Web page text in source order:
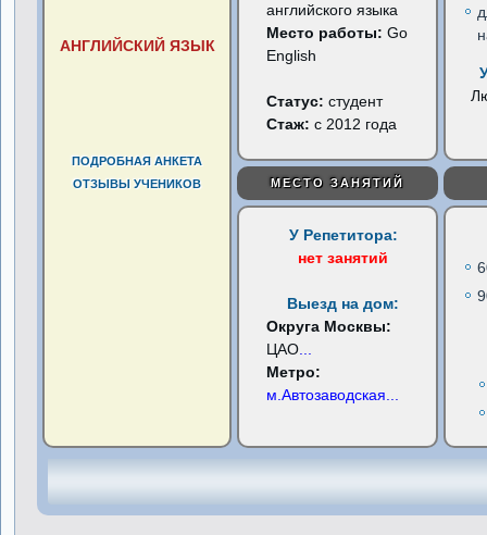
АНГЛИЙСКИЙ ЯЗЫК
ПОДРОБНАЯ АНКЕТА
ОТЗЫВЫ УЧЕНИКОВ
английского языка
Место работы: Go
English
Статус:студент
Стаж: с 2012 года
МЕСТО ЗАНЯТИЙ
У Репетитора:
нет занятий
Выезд на дом:
Округа Москвы:
ЦАО
Метро:
м.Автозаводская